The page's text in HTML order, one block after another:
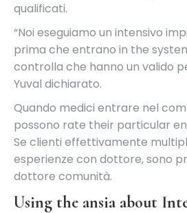
qualificati.
“Noi eseguiamo un intensivo
prima che entrano in the
controlla che hanno un valido
Yuval dichiarato.
Quando medici entrare nel
possono rate their particular
Se clienti effettivamente
esperienze con dottore, sono
dottore comunità.
Using the ansia about